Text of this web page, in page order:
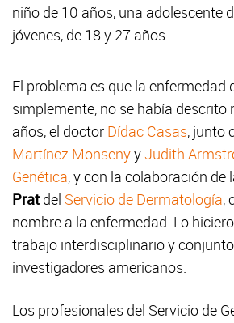
niño de 10 años, una adolescente
jóvenes, de 18 y 27 años.
El problema es que la enfermedad
simplemente, no se había descrito
años, el doctor Dídac Casas, junto
Martínez MonsenyyJudith
Genética, y con la colaboración de
Pratdel Servicio de Dermatología,
nombre a la enfermedad. Lo
trabajo interdisciplinario y
investigadores americanos.
Los profesionales del Servicio de